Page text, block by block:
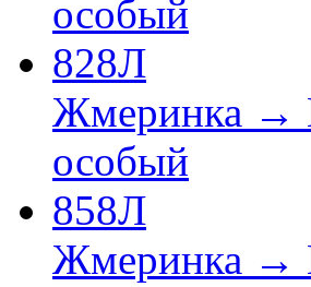
особый
828Л
Жмеринка →
особый
858Л
Жмеринка →